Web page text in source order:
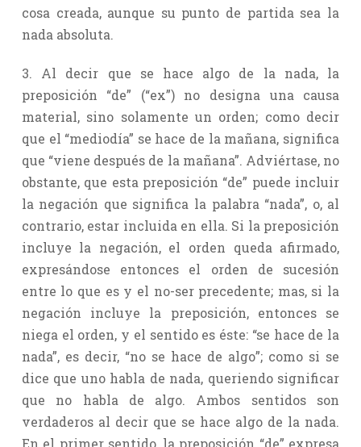
cosa creada, aunque su punto de partida sea la
nada absoluta.
3. Al decir que se hace algo de la nada, la
preposición “de” (“ex”) no designa una causa
material, sino solamente un orden; como decir
que el “mediodía” se hace de la mañana, significa
que “viene después de la mañana”. Adviértase, no
obstante, que esta preposición “de” puede incluir
la negación que significa la palabra “nada”, o, al
contrario, estar incluida en ella. Si la preposición
incluye la negación, el orden queda afirmado,
expresándose entonces el orden de sucesión
entre lo que es y el no-ser precedente; mas, si la
negación incluye la preposición, entonces se
niega el orden, y el sentido es éste: “se hace de la
nada”, es decir, “no se hace de algo”; como si se
dice que uno habla de nada, queriendo significar
que no habla de algo. Ambos sentidos son
verdaderos al decir que se hace algo de la nada.
En el primer sentido, la preposición “de” expresa